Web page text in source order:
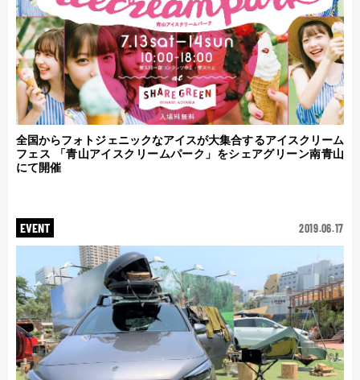
全国からフォトジェニックなアイスが大集合するアイスクリーム
フェス 「青山アイスクリームパーク」をシェアグリーン南青山
にて開催
EVENT 2019.06.17